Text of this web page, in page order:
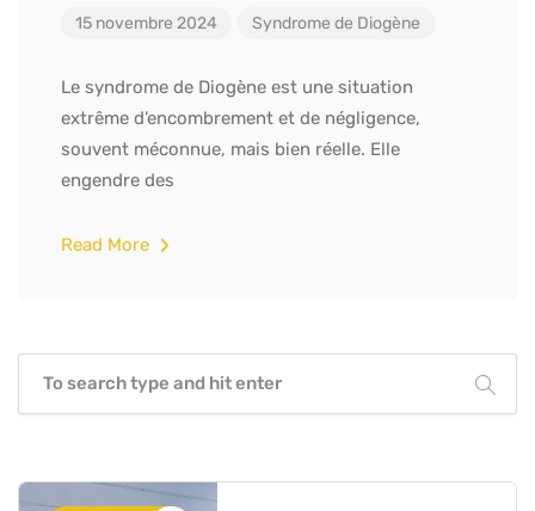
15 novembre 2024 Syndrome de Diogène
Le syndrome de Diogène est une situation
extrême d’encombrement et de négligence,
souvent méconnue, mais bien réelle. Elle
engendre des
Read More